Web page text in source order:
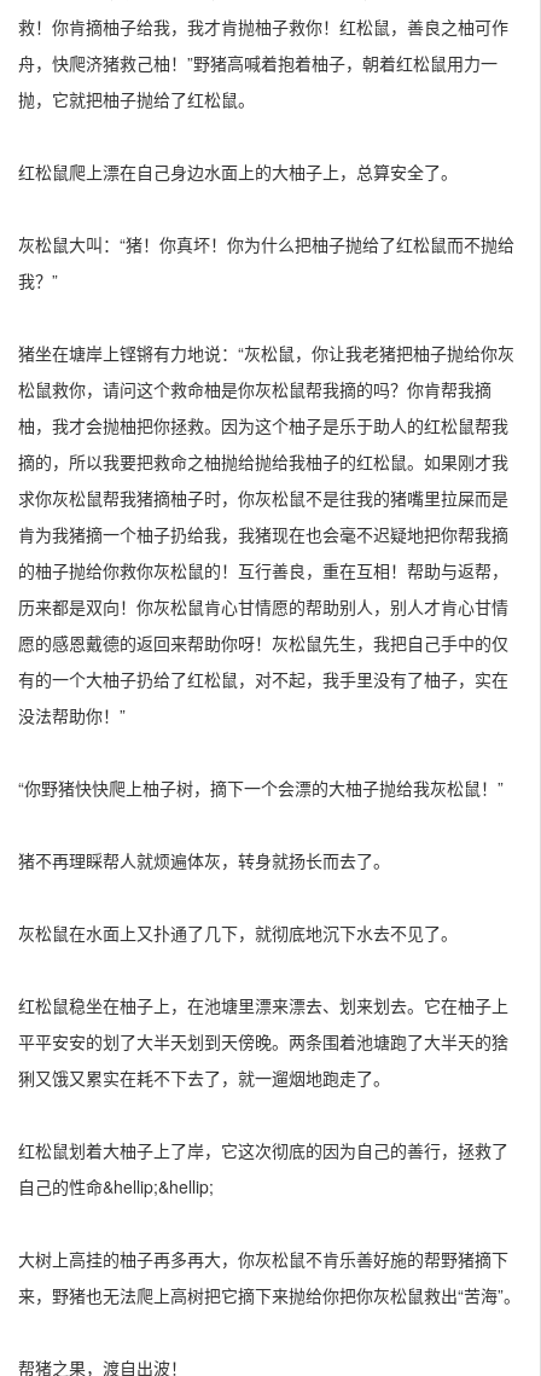
救！你肯摘柚子给我，我才肯抛柚子救你！红松鼠，善良之柚可作
舟，快爬济猪救己柚！”野猪高喊着抱着柚子，朝着红松鼠用力一
抛，它就把柚子抛给了红松鼠。
红松鼠爬上漂在自己身边水面上的大柚子上，总算安全了。
灰松鼠大叫：“猪！你真坏！你为什么把柚子抛给了红松鼠而不抛给
我？”
猪坐在塘岸上铿锵有力地说：“灰松鼠，你让我老猪把柚子抛给你灰
松鼠救你，请问这个救命柚是你灰松鼠帮我摘的吗？你肯帮我摘
柚，我才会抛柚把你拯救。因为这个柚子是乐于助人的红松鼠帮我
摘的，所以我要把救命之柚抛给抛给我柚子的红松鼠。如果刚才我
求你灰松鼠帮我猪摘柚子时，你灰松鼠不是往我的猪嘴里拉屎而是
肯为我猪摘一个柚子扔给我，我猪现在也会毫不迟疑地把你帮我摘
的柚子抛给你救你灰松鼠的！互行善良，重在互相！帮助与返帮，
历来都是双向！你灰松鼠肯心甘情愿的帮助别人，别人才肯心甘情
愿的感恩戴德的返回来帮助你呀！灰松鼠先生，我把自己手中的仅
有的一个大柚子扔给了红松鼠，对不起，我手里没有了柚子，实在
没法帮助你！”
“你野猪快快爬上柚子树，摘下一个会漂的大柚子抛给我灰松鼠！”
猪不再理睬帮人就烦遍体灰，转身就扬长而去了。
灰松鼠在水面上又扑通了几下，就彻底地沉下水去不见了。
红松鼠稳坐在柚子上，在池塘里漂来漂去、划来划去。它在柚子上
平平安安的划了大半天划到天傍晚。两条围着池塘跑了大半天的猞
猁又饿又累实在耗不下去了，就一遛烟地跑走了。
红松鼠划着大柚子上了岸，它这次彻底的因为自己的善行，拯救了
自己的性命&hellip;&hellip;
大树上高挂的柚子再多再大，你灰松鼠不肯乐善好施的帮野猪摘下
来，野猪也无法爬上高树把它摘下来抛给你把你灰松鼠救出“苦海”。
帮猪之果，渡自出波！